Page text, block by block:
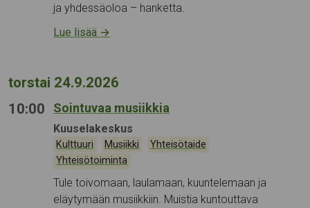
ja yhdessäoloa – hanketta.
Lue lisää →
torstai 24.9.2026
10:00
Sointuvaa musiikkia
Tapahtumapaikka:
Kuuselakeskus
Kategoriat:
Kulttuuri Musiikki Yhteisötaide
Yhteisötoiminta
Tule toivomaan, laulamaan, kuuntelemaan ja
eläytymään musiikkiin. Muistia kuntouttava